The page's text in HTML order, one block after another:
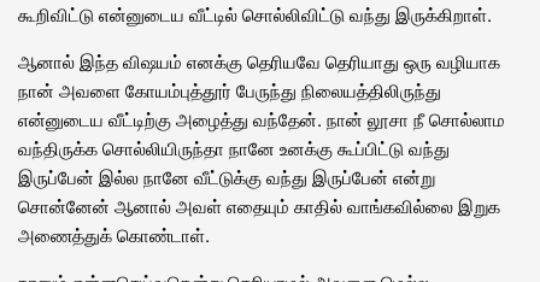
கூறிவிட்டு என்னுடைய வீட்டில் சொல்லிவிட்டு வந்து இருக்கிறாள்.
ஆனால் இந்த விஷயம் எனக்கு தெரியவே தெரியாது ஒரு வழியாக
நான் அவளை கோயம்புத்தூர் பேருந்து நிலையத்திலிருந்து
என்னுடைய வீட்டிற்கு அழைத்து வந்தேன். நான் லூசா நீ சொல்லாம
வந்திருக்க சொல்லியிருந்தா நானே உனக்கு கூப்பிட்டு வந்து
இருப்பேன் இல்ல நானே வீட்டுக்கு வந்து இருப்பேன் என்று
சொன்னேன் ஆனால் அவள் எதையும் காதில் வாங்கவில்லை இறுக
அணைத்துக் கொண்டாள்.